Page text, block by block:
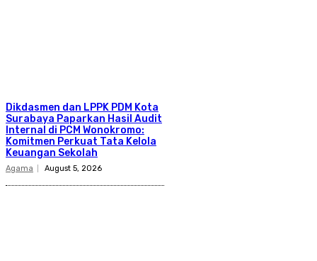
Dikdasmen dan LPPK PDM Kota
Surabaya Paparkan Hasil Audit
Internal di PCM Wonokromo:
Komitmen Perkuat Tata Kelola
Keuangan Sekolah
Agama August 5, 2026